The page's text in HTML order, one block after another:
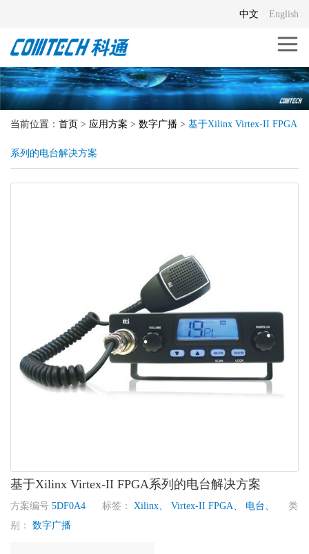
English
中文
当前位置： 首页 > 应用方案 > 数字广播 > 基于Xilinx Virtex-II FPGA
系列的电台解决方案
基于Xilinx Virtex-II FPGA系列的电台解决方案
方案编号 5DF0A4 标签： Xilinx、 Virtex-II FPGA、 电台、
类
别： 数字广播